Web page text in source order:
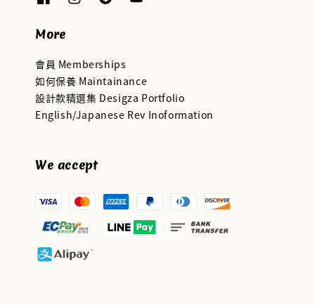
More
會員 Memberships
如何保養 Maintainance
設計款精選集 Desigza Portfolio
English/Japanese Rev Inoformation
We accept